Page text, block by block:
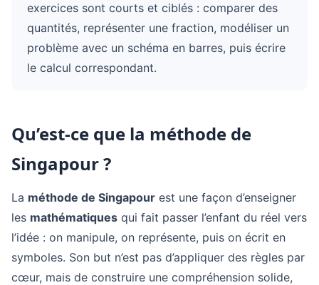
exercices sont courts et ciblés : comparer des
quantités, représenter une fraction, modéliser un
problème avec un schéma en barres, puis écrire
le calcul correspondant.
Qu’est-ce que la méthode de
Singapour ?
La méthode de Singapour est une façon d’enseigner
les mathématiques qui fait passer l’enfant du réel vers
l’idée : on manipule, on représente, puis on écrit en
symboles. Son but n’est pas d’appliquer des règles par
cœur, mais de construire une compréhension solide,